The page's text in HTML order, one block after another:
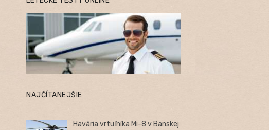
NAJČÍTANEJŠIE
Havária vrtuľníka Mi-8 v Banskej